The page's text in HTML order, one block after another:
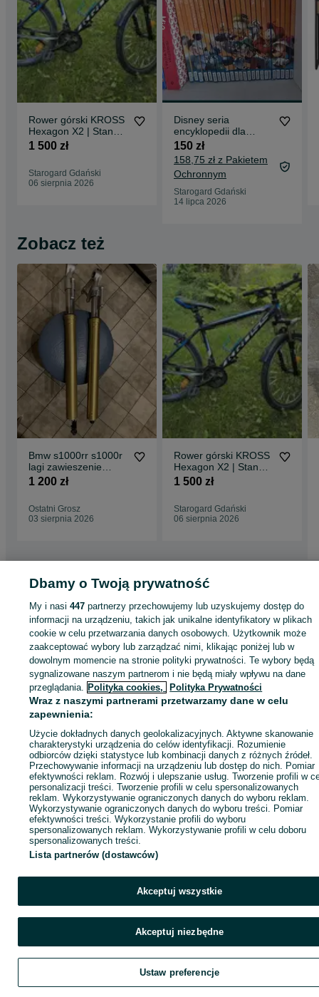
Rower górski KROSS
Hexagon X2 | Stan
BDB ​Rama:
1 500 zł
Starogard Gdański
06 sierpnia 2026
Disney seria
encyklopedii dla
dzieci
150 zł
158,75 zł z Pakietem
Ochronnym
Starogard Gdański
14 lipca 2026
Zobacz też
Bmw s1000rr s1000r
lagi zawieszenie
golen
1 200 zł
Ostatni Grosz
03 sierpnia 2026
Rower górski KROSS
Hexagon X2 | Stan
BDB ​Rama:
1 500 zł
Starogard Gdański
06 sierpnia 2026
Pomorskie
Części motocyklowe - Starogard Gdański
KATEGORIA
1059195575 Wyświetlenia:
Dbamy o Twoją prywatność
My i nasi447 partnerzy przechowujemy lub uzyskujemy dostęp do
informacji na urządzeniu, takich jak unikalne identyfikatory w plikach
cookie w celu przetwarzania danych osobowych. Użytkownik może
zaakceptować wybory lub zarządzać nimi, klikając poniżej lub w
dowolnym momencie na stronie polityki prywatności. Te wybory będą
sygnalizowane naszym partnerom i nie będą miały wpływu na dane
przeglądania. Polityka cookies, Polityka Prywatności
Wraz z naszymi partnerami przetwarzamy dane w celu
zapewnienia:
Użycie dokładnych danych geolokalizacyjnych. Aktywne skanowanie
charakterystyki urządzenia do celów identyfikacji. Rozumienie
odbiorców dzięki statystyce lub kombinacji danych z różnych źródeł.
Przechowywanie informacji na urządzeniu lub dostęp do nich. Pomiar
efektywności reklam. Rozwój i ulepszanie usług. Tworzenie profili w
personalizacji treści. Tworzenie profili w celu spersonalizowanych
reklam. Wykorzystywanie ograniczonych danych do wyboru reklam.
Wykorzystywanie ograniczonych danych do wyboru treści. Pomiar
efektywności treści. Wykorzystanie profili do wyboru
spersonalizowanych reklam. Wykorzystywanie profili w celu doboru
spersonalizowanych treści.
Lista partnerów (dostawców)
Akceptuj wszystkie
Akceptuj niezbędne
Ustaw preferencje